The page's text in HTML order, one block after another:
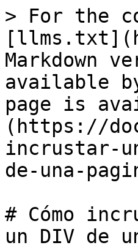
> For the
Markdown
available
page is
(https://
incrustar-
de-una-
# Cómo
un DIV de